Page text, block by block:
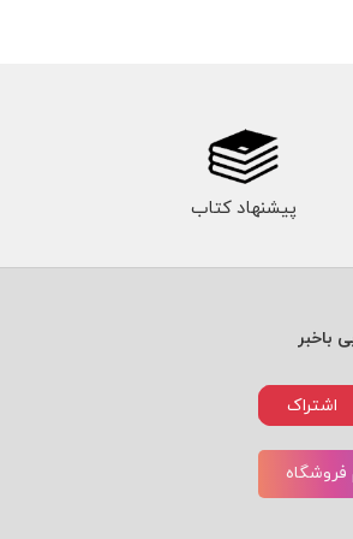
پیشنهاد کتاب
باخبر
اشتراک
فروشگاه